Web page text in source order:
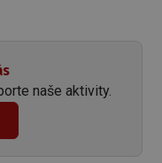
naše aktivity.